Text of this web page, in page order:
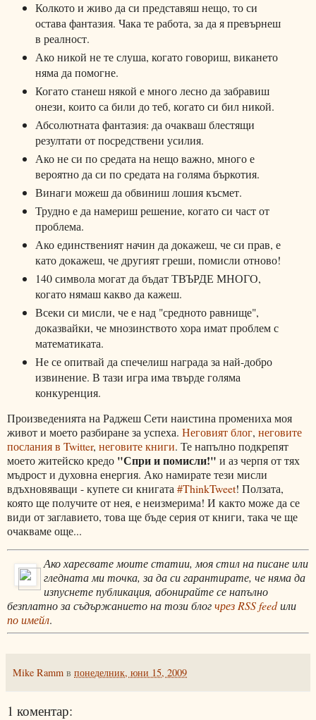
Колкото и живо да си представяш нещо, то си
остава фантазия. Чака те работа, за да я превърнеш
в реалност.
Ако никой не те слуша, когато говориш, викането
няма да помогне.
Когато станеш някой е много лесно да забравиш
онези, които са били до теб, когато си бил никой.
Абсолютната фантазия: да очакваш блестящи
резултати от посредствени усилия.
Ако не си по средата на нещо важно, много е
вероятно да си по средата на голяма бъркотия.
Винаги можеш да обвиниш лошия късмет.
Трудно е да намериш решение, когато си част от
проблема.
Ако единственият начин да докажеш, че си прав, е
като докажеш, че другият греши, помисли отново!
140 символа могат да бъдат ТВЪРДЕ МНОГО,
когато нямаш какво да кажеш.
Всеки си мисли, че е над "средното равнище",
доказвайки, че мнозинството хора имат проблем с
математиката.
Не се опитвай да спечелиш награда за най-добро
извинение. В тази игра има твърде голяма
конкуренция.
Произведенията на Раджеш Сети наистина промениха моя
живот и моето разбиране за успеха. Неговият блог, неговите
послания в Twitter, неговите книги. Те напълно подкрепят
моето житейско кредо "Спри и помисли!" и аз черпя от тях
мъдрост и духовна енергия. Ако намирате тези мисли
вдъхновяващи - купете си книгата#ThinkTweet! Ползата,
която ще получите от нея, е неизмерима! И както може да се
види от заглавието, това ще бъде серия от книги, така че ще
очакваме още...
Ако харесвате моите статии, моя стил на писане или
гледната ми точка, за да си гарантирате, че няма да
изпуснете публикация, абонирайте се напълно
безплатно за съдържанието на този блогчрез RSS feedили
по имейл.
Mike Ramm в понеделник, юни 15, 2009
1 коментар: